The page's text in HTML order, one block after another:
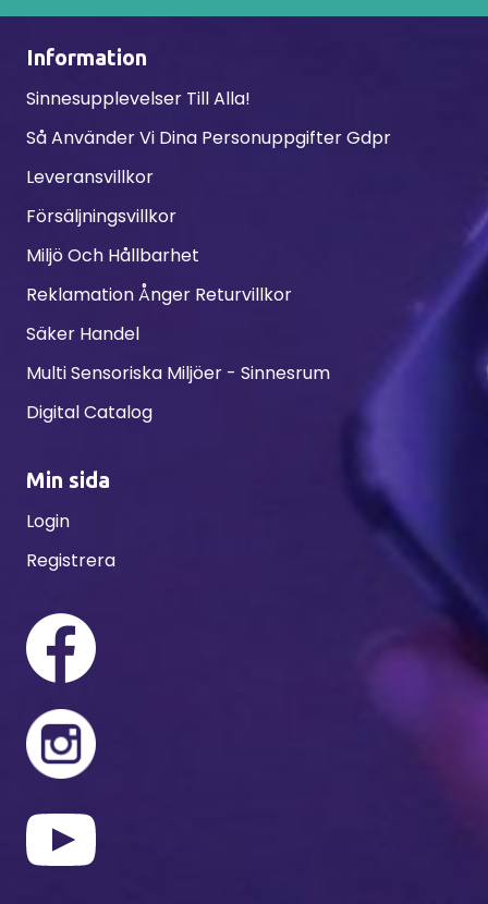
Information
Sinnesupplevelser Till Alla!
Så Använder Vi Dina Personuppgifter Gdpr
Leveransvillkor
Försäljningsvillkor
Miljö Och Hållbarhet
Reklamation Ånger Returvillkor
Säker Handel
Multi Sensoriska Miljöer - Sinnesrum
Digital Catalog
Min sida
Login
Registrera